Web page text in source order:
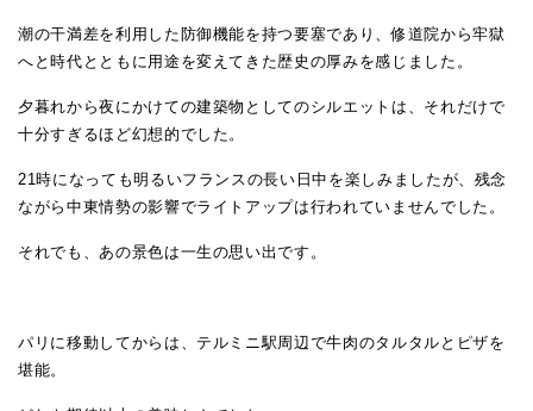
潮の干満差を利用した防御機能を持つ要塞であり、修道院から牢獄
へと時代とともに用途を変えてきた歴史の厚みを感じました。
夕暮れから夜にかけての建築物としてのシルエットは、それだけで
十分すぎるほど幻想的でした。
21時になっても明るいフランスの長い日中を楽しみましたが、残念
ながら中東情勢の影響でライトアップは行われていませんでした。
それでも、あの景色は一生の思い出です。
パリに移動してからは、テルミニ駅周辺で牛肉のタルタルとピザを
堪能。